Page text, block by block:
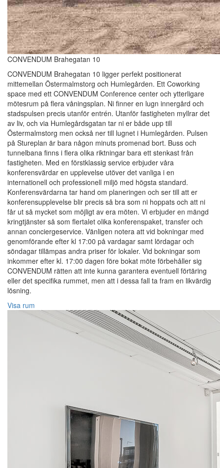
CONVENDUM Brahegatan 10
CONVENDUM Brahegatan 10 ligger perfekt positionerat
mittemellan Östermalmstorg och Humlegården. Ett Coworking
space med ett CONVENDUM Conference center och ytterligare
mötesrum på flera våningsplan. Ni finner en lugn innergård och
stadspulsen precis utanför entrén. Utanför fastigheten myllrar det
av liv, och via Humlegårdsgatan tar ni er både upp till
Östermalmstorg men också ner till lugnet i Humlegården. Pulsen
på Stureplan är bara någon minuts promenad bort. Buss och
tunnelbana finns i flera olika riktningar bara ett stenkast från
fastigheten. Med en förstklassig service erbjuder våra
konferensvärdar en upplevelse utöver det vanliga i en
internationell och professionell miljö med högsta standard.
Konferensvärdarna tar hand om planeringen och ser till att er
konferensupplevelse blir precis så bra som ni hoppats och att ni
får ut så mycket som möjligt av era möten. Vi erbjuder en mängd
kringtjänster så som flertalet olika konferenspaket, transfer och
annan conciergeservice. Vänligen notera att vid bokningar med
genomförande efter kl 17:00 på vardagar samt lördagar och
söndagar tillämpas andra priser för lokaler. Vid bokningar som
inkommer efter kl. 17:00 dagen före bokat möte förbehåller sig
CONVENDUM rätten att inte kunna garantera eventuell förtäring
eller det specifika rummet, men att i dessa fall ta fram en likvärdig
lösning.
Visa rum